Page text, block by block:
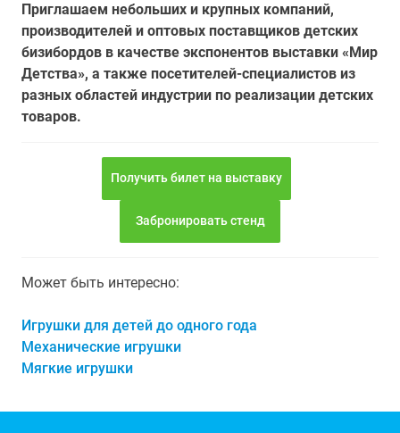
Приглашаем небольших и крупных компаний,
производителей и оптовых поставщиков детских
бизибордов в качестве экспонентов выставки «Мир
Детства», а также посетителей-специалистов из
разных областей индустрии по реализации детских
товаров.
Получить билет на выставку
Забронировать стенд
Может быть интересно:
Игрушки для детей до одного года
Механические игрушки
Мягкие игрушки